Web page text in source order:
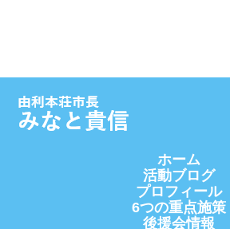
ホーム
活動ブログ
プロフィール
6つの重点施策
後援会情報